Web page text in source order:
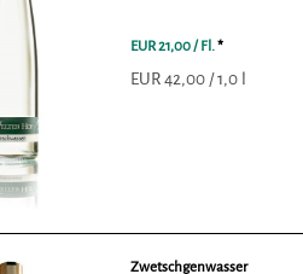
EUR 21,00/ Fl.*
EUR 42,00 / 1,0 l
Zwetschgenwasser